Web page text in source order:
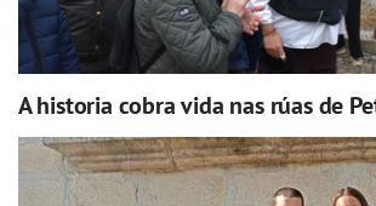
A historia cobra vida nas rúas de